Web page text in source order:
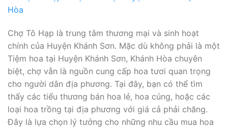
Chợ Tô Hạp là trung tâm thương mại và sinh hoạt
chính của Huyện Khánh Sơn. Mặc dù không phải là một
Tiệm hoa tại Huyện Khánh Sơn, Khánh Hòa chuyên
biệt, chợ vẫn là nguồn cung cấp hoa tươi quan trọng
cho người dân địa phương. Tại đây, bạn có thể tìm
thấy các tiểu thương bán hoa lẻ, hoa cúng, hoặc các
loại hoa trồng tại địa phương với giá cả phải chăng.
Đây là lựa chọn lý tưởng cho những nhu cầu mua hoa